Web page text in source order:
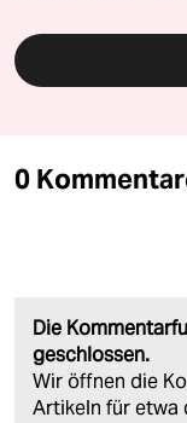
0
Die
geschlossen.
Wir öffnen die
Artikeln für etwa